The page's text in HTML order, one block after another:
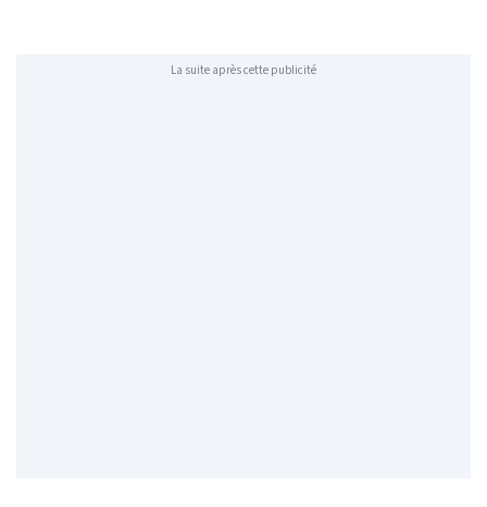
La suite après cette publicité